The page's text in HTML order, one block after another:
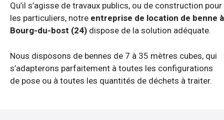
Qu’il s’agisse de travaux publics, ou de construction pour
les particuliers, notre entreprise de location de benne à
Bourg-du-bost (24) dispose de la solution adéquate.
Nous disposons de bennes de 7 à 35 mètres cubes, qui
s’adapterons parfaitement à toutes les configurations
de pose ou à toutes les quantités de déchets à traiter.